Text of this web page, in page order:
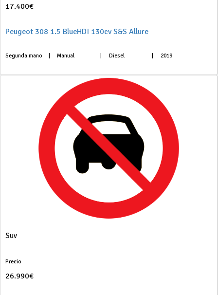
17.400€
Peugeot 308 1.5 BlueHDI 130cv S&S Allure
Segunda mano Manual Diesel 2019
Suv
Precio
26.990€